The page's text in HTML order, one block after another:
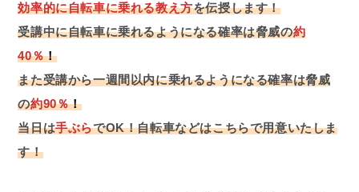
効率的に自転車に乗れる教え方を伝授します！
受講中に自転車に乗れるようになる確率は脅威の約
40％！
また受講から一週間以内に乗れるようになる確率は脅威
の約90％！
当日は手ぶらでOK！自転車などはこちらで用意いたしま
す！